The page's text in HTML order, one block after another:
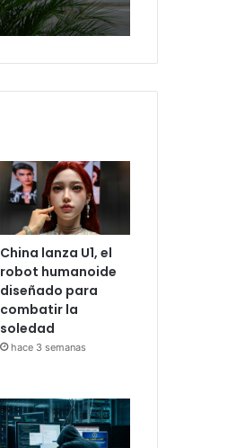
China lanza U1, el
robot humanoide
diseñado para
combatir la
soledad
hace 3 semanas